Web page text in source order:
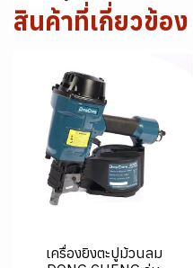
สินค้าที่เกี่ยวข้อง
เครื่องยิงตะปูม้วนลม